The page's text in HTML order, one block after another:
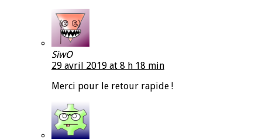
SiwO
29 avril 2019 at 8 h 18 min
Merci pour le retour rapide !